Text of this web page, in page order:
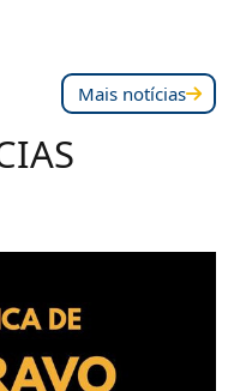
Mais notícias